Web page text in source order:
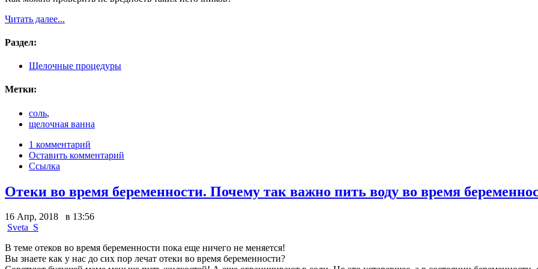
Читать далее...
Раздел:
Щелочные процедуры
Метки:
соль,
щелочная ванна
1 комментарий
Оставить комментарий
Ссылка
Отеки во время беременности. Почему так важно пить воду во время
16 Апр, 2018 в 13:56
Sveta_S
В теме отеков во время беременности пока еще ничего не меняется!
Вы знаете как у нас до сих пор лечат отеки во время беременности?